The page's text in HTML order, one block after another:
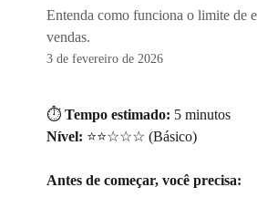
Entenda como funciona o limite de
vendas.
3 de fevereiro de 2026
⏱️ Tempo estimado: 5 minutos
Nível: ⭐⭐☆☆☆ (Básico)
Antes de começar, você precisa: